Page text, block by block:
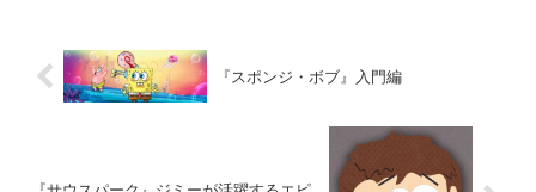
『スポンジ・ボブ』入門編